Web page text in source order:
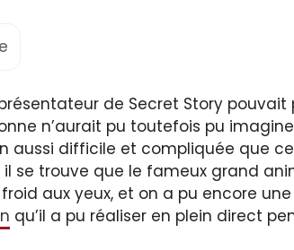
de Secret Story
n’aurait pu toutefois pu
aussi difficile et compliquée que
se trouve que le fameux grand
aux yeux, et on a pu encore
qu’il a pu réaliser en plein direct